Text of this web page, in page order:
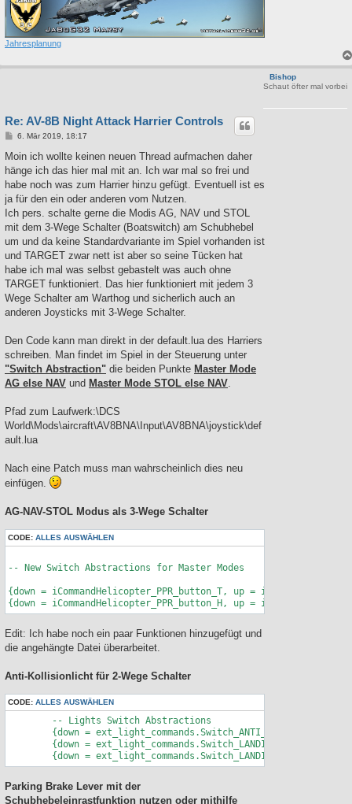
Jahresplanung
Bishop
Schaut öfter mal vorbei
Re: AV-8B Night Attack Harrier Controls
B
i
r
a
6. Mär 2019, 18:17
Moin ich wollte keinen neuen Thread aufmachen daher
hänge ich das hier mal mit an. Ich war mal so frei und
habe noch was zum Harrier hinzu gefügt. Eventuell ist es
ja für den ein oder anderen vom Nutzen.
Ich pers. schalte gerne die Modis AG, NAV und STOL
mit dem 3-Wege Schalter (Boatswitch) am Schubhebel
um und da keine Standardvariante im Spiel vorhanden ist
und TARGET zwar nett ist aber so seine Tücken hat
habe ich mal was selbst gebastelt was auch ohne
TARGET funktioniert. Das hier funktioniert mit jedem 3
Wege Schalter am Warthog und sicherlich auch an
anderen Joysticks mit 3-Wege Schalter.
Den Code kann man direkt in der default.lua des Harriers
schreiben. Man findet im Spiel in der Steuerung unter
"Switch Abstraction" die beiden Punkte Master Mode
AG else NAV und Master Mode STOL else NAV.
Pfad zum Laufwerk:\DCS
World\Mods\aircraft\AV8BNA\Input\AV8BNA\joystick\def
ault.lua
Nach eine Patch muss man wahrscheinlich dies neu
einfügen.
AG-NAV-STOL Modus als 3-Wege Schalter
CODE: ALLES AUSWÄHLEN
-- New Switch Abstractions for Master Modes
{down = iCommandHelicopter_PPR_button_T, up =
Edit: Ich habe noch ein paar Funktionen hinzugefügt und
die angehängte Datei überarbeitet.
Anti-Kollisionlicht für 2-Wege Schalter
CODE: ALLES AUSWÄHLEN
Parking Brake Lever mit der
Schubhebeleinrastfunktion nutzen oder mithilfe